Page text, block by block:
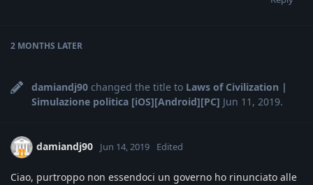
2 MONTHS LATER
damiandj90 changed the title to Laws of Civilization |
Simulazione politica [iOS][Android][PC] Jun 11, 2019.
damiandj90 Jun 14, 2019 Edited
Ciao, purtroppo non essendoci un governo ho rinunciato alle